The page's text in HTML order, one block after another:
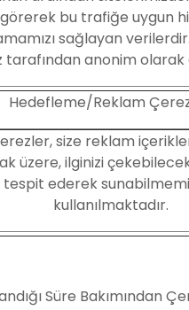
görerek bu trafiğe uygun
sağlayan
tarafından anonim olarak
Hedefleme/Reklam
size reklam
üzere, ilginizi
tespit ederek
kullanılmaktadır.
Süre Bakımından